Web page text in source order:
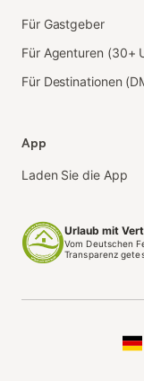
Für Gastgeber
Für Agenturen (30+
Für Destinationen
App
Laden Sie die App
Urlaub mit
Vom Deutschen
Transparenz